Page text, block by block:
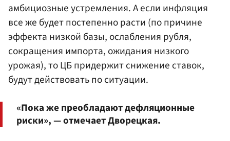
амбициозные устремления. А если инфляция
все же будет постепенно расти (по причине
эффекта низкой базы, ослабления рубля,
сокращения импорта, ожидания низкого
урожая), то ЦБ придержит снижение ставок,
будут действовать по ситуации.
«Пока же преобладают дефляционные
риски», — отмечает Дворецкая.